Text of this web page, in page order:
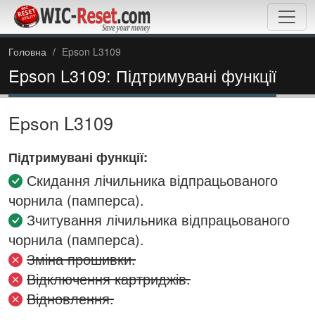
Головна Epson L3109
Epson L3109: Підтримувані функції
Epson L3109
Підтримувані функції:
Скидання лічильника відпрацьованого
чорнила (памперса).
Зчитування лічильника відпрацьованого
чорнила (памперса).
Зміна прошивки.
Відключення картриджів.
Відновлення.